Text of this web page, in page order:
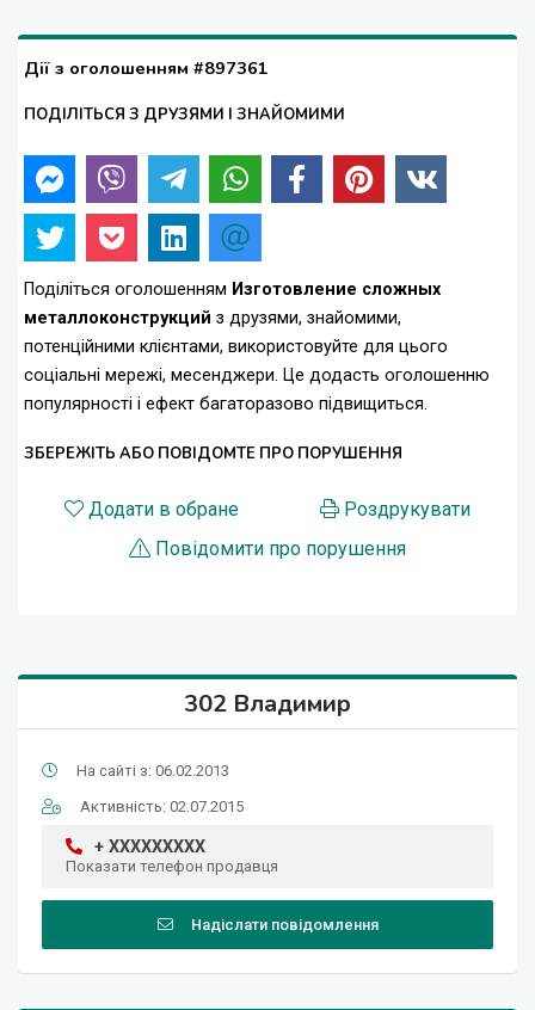
Дії з оголошенням #897361
ПОДІЛІТЬСЯ З ДРУЗЯМИ І ЗНАЙОМИМИ
Поділіться оголошенням Изготовление сложных
металлоконструкций з друзями, знайомими,
потенційними клієнтами, використовуйте для цього
соціальні мережі, месенджери. Це додасть оголошенню
популярності і ефект багаторазово підвищиться.
ЗБЕРЕЖІТЬ АБО ПОВІДОМТЕ ПРО ПОРУШЕННЯ
Додати в обране
Роздрукувати
Повідомити про порушення
302 Владимир
На сайті з: 06.02.2013
Активність: 02.07.2015
+ XXXXXXXXX
Показати телефон продавця
Надіслати повідомлення